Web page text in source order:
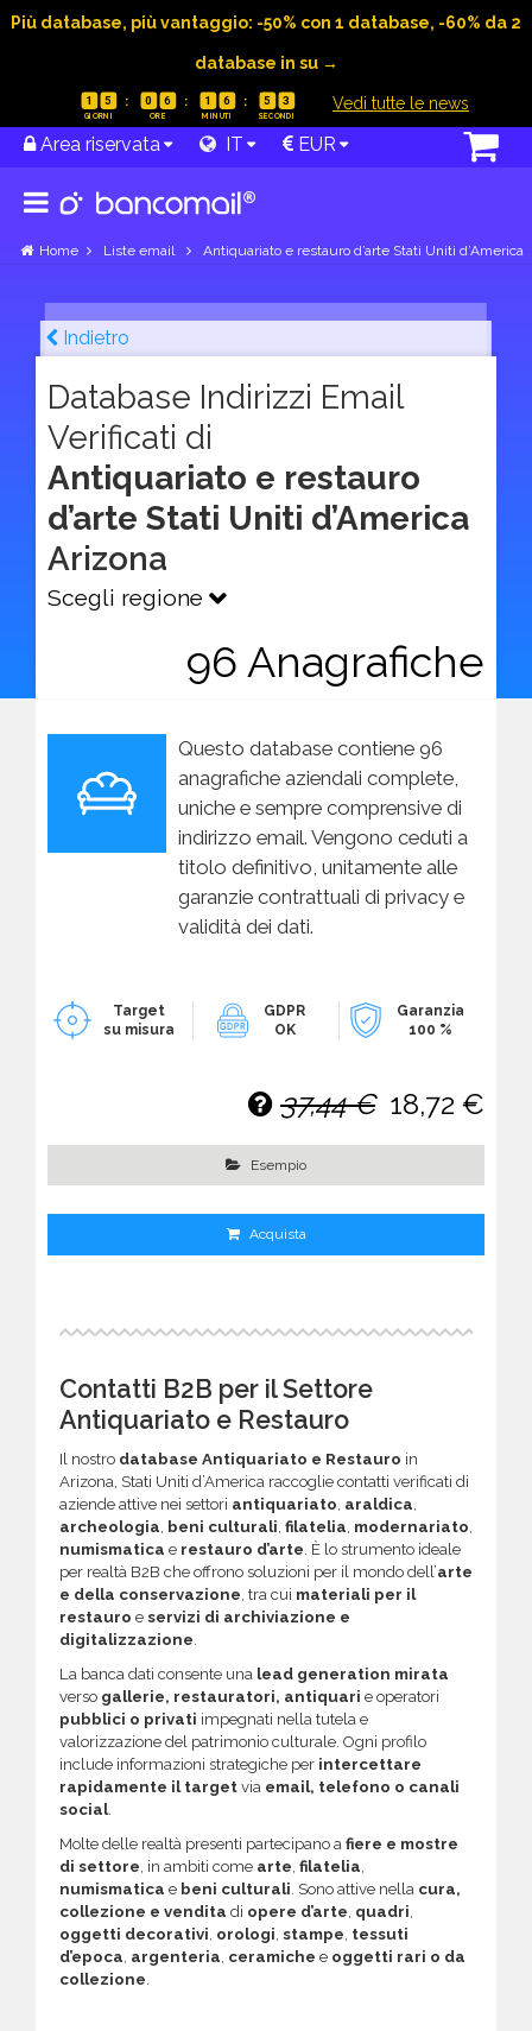
Più database, più vantaggio: -50% con 1 database, -60% da 2
database in su →
1 5 0 6 1 6 5 2 Vedi tutte le news
Area riservata IT EUR
Home Liste email Antiquariato e restauro d’arte Stati Uniti d’America
Indietro
Database Indirizzi Email
Verificati di
Antiquariato e restauro
d’arte Stati Uniti d’America
Arizona
Scegli regione
96 Anagrafiche
Questo database contiene 96
anagrafiche aziendali complete,
uniche e sempre comprensive di
indirizzo email. Vengono ceduti a
titolo definitivo, unitamente alle
garanzie contrattuali di privacy e
validità dei dati.
Target
su misura
GDPR
OK
Garanzia
100 %
37,44 € 18,72 €
Esempio
Acquista
Contatti B2B per il Settore
Antiquariato e Restauro
Il nostro database Antiquariato e Restauro in
Arizona, Stati Uniti d’America raccoglie contatti verificati di
aziende attive nei settori antiquariato, araldica,
archeologia, beni culturali, filatelia, modernariato,
numismatica e restauro d’arte. È lo strumento ideale
per realtà B2B che offrono soluzioni per il mondo dell’arte
e della conservazione, tra cui materiali per il
restauro e servizi di archiviazione e
digitalizzazione.
La banca dati consente una lead generation mirata
verso gallerie, restauratori, antiquari e operatori
pubblici o privati impegnati nella tutela e
valorizzazione del patrimonio culturale. Ogni profilo
include informazioni strategiche per intercettare
rapidamente il target via email, telefono o canali
social.
Molte delle realtà presenti partecipano a fiere e mostre
di settore, in ambiti come arte, filatelia,
numismatica e beni culturali. Sono attive nella cura,
collezione e vendita di opere d’arte, quadri,
oggetti decorativi, orologi, stampe, tessuti
d’epoca, argenteria, ceramiche e oggetti rari o da
collezione.